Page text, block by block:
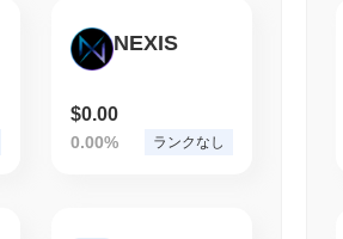
NEXIS
$0.00
0.00% ランクなし